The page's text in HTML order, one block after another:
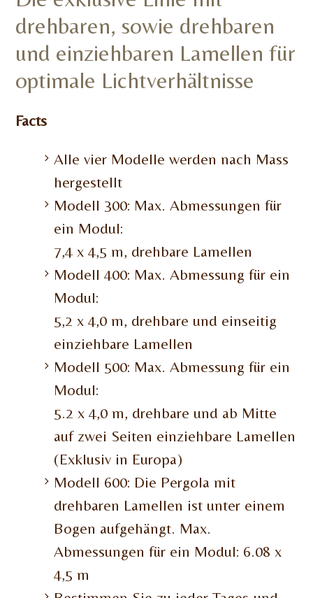
drehbaren, sowie drehbaren
und einziehbaren Lamellen für
optimale Lichtverhältnisse
Facts
Alle vier Modelle werden nach Mass
hergestellt
Modell 300: Max. Abmessungen für
ein Modul:
7,4 x 4,5 m, drehbare Lamellen
Modell 400: Max. Abmessung für ein
Modul:
5,2 x 4,0 m, drehbare und einseitig
einziehbare Lamellen
Modell 500: Max. Abmessung für ein
Modul:
5.2 x 4,0 m, drehbare und ab Mitte
auf zwei Seiten einziehbare Lamellen
(Exklusiv in Europa)
Modell 600: Die Pergola mit
drehbaren Lamellen ist unter einem
Bogen aufgehängt. Max.
Abmessungen für ein Modul: 6.08 x
4,5 m